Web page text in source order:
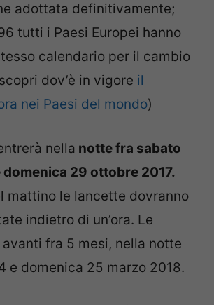
adottata definitivamente;
tutti i Paesi Europei hanno
calendario per il cambio
dov’è in vigore il
nei Paesi del mondo)
nella notte fra sabato
29 ottobre 2017.
mattino le lancette dovranno
indietro di un’ora. Le
fra 5 mesi, nella notte
e domenica 25 marzo 2018.